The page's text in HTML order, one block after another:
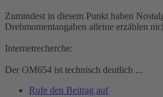
Zumindest in diesem Punkt haben
Drehmomentangaben alleine erzählen
Internetrecherche:
Der OM654 ist technisch deutlich ...
Rufe den Beitrag auf